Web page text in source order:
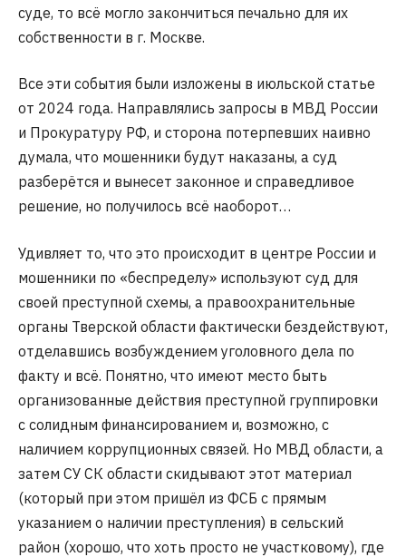
суде, то всё могло закончиться печально для их
собственности в г. Москве.
Все эти события были изложены в июльской статье
от 2024 года. Направлялись запросы в МВД России
и Прокуратуру РФ, и сторона потерпевших наивно
думала, что мошенники будут наказаны, а суд
разберётся и вынесет законное и справедливое
решение, но получилось всё наоборот…
Удивляет то, что это происходит в центре России и
мошенники по «беспределу» используют суд для
своей преступной схемы, а правоохранительные
органы Тверской области фактически бездействуют,
отделавшись возбуждением уголовного дела по
факту и всё. Понятно, что имеют место быть
организованные действия преступной группировки
с солидным финансированием и, возможно, с
наличием коррупционных связей. Но МВД области, а
затем СУ СК области скидывают этот материал
(который при этом пришёл из ФСБ с прямым
указанием о наличии преступления) в сельский
район (хорошо, что хоть просто не участковому), где